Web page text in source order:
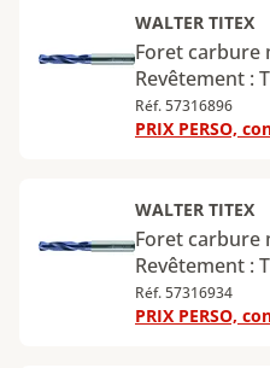
WALTER TITEX
Foret carbure
Revêtement :
Longueur utile
totale : 66 mm
Réf. 57316896
PRIX PERSO,
WALTER TITEX
Foret carbure
Revêtement :
Longueur utile
totale : 66 mm
Réf. 57316934
PRIX PERSO,